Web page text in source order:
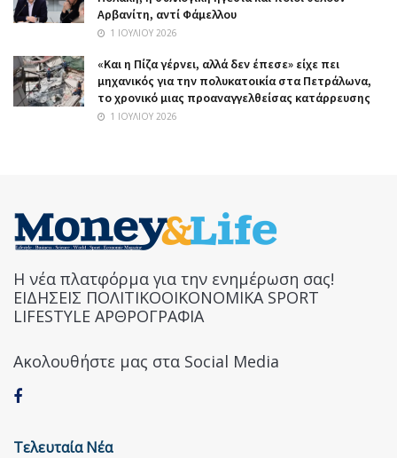
Αρβανίτη, αντί Φάμελλου
1 ΙΟΥΛΊΟΥ 2026
«Και η Πίζα γέρνει, αλλά δεν έπεσε» είχε πει
μηχανικός για την πολυκατοικία στα Πετράλωνα,
το χρονικό μιας προαναγγελθείσας κατάρρευσης
1 ΙΟΥΛΊΟΥ 2026
Η νέα πλατφόρμα για την ενημέρωση σας!
ΕΙΔΗΣΕΙΣ ΠΟΛΙΤΙΚΟΟΙΚΟΝΟΜΙΚΑ SPORT
LIFESTYLE ΑΡΘΡΟΓΡΑΦΙΑ
Ακολουθήστε μας στα Social Media
Τελευταία Νέα